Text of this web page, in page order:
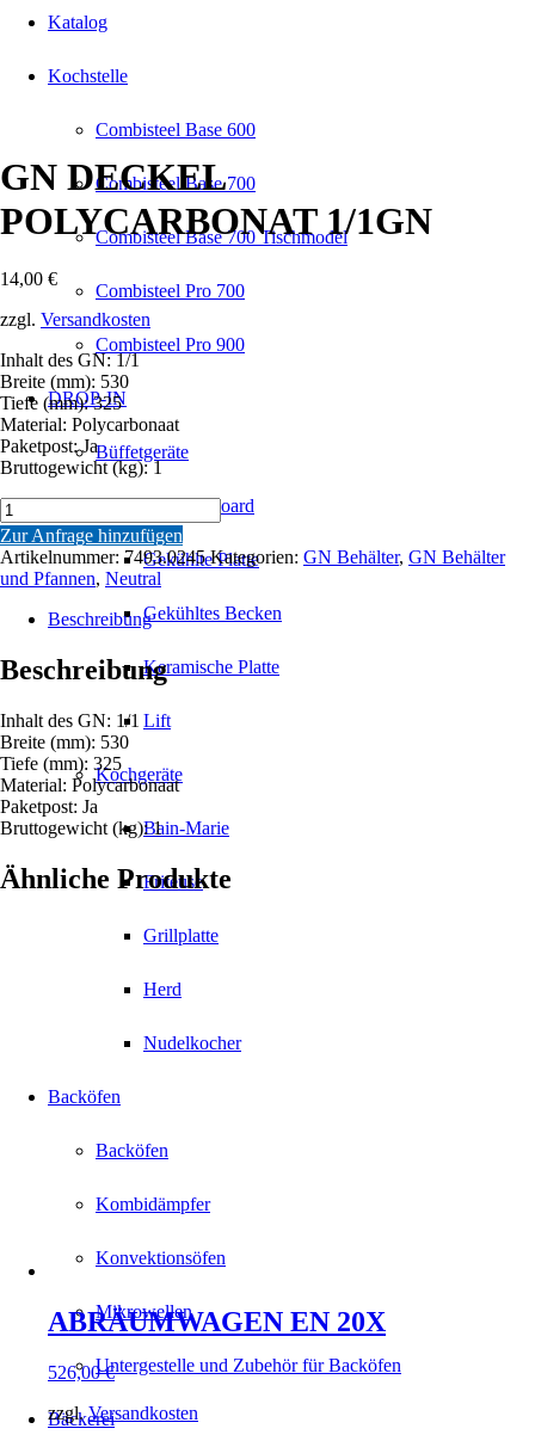
Katalog
Kochstelle
Combisteel Base 600
Combisteel Base 700
Combisteel Base 700 Tischmodel
Combisteel Pro 700
Combisteel Pro 900
DROP-IN
Büffetgeräte
Aufsatzbboard
Gekühlte Platte
Gekühltes Becken
Keramische Platte
Lift
Kochgeräte
Bain-Marie
Friteuse
Grillplatte
Herd
Nudelkocher
Backöfen
Backöfen
Kombidämpfer
Konvektionsöfen
Mikrowellen
Untergestelle und Zubehör für Backöfen
Bäckerei
GN DECKEL
POLYCARBONAT 1/1GN
14,00 €
zzgl. Versandkosten
Inhalt des GN: 1/1
Breite (mm): 530
Tiefe (mm): 325
Material: Polycarbonaat
Paketpost: Ja
Bruttogewicht (kg): 1
GN
DECKEL
POLYCARBONAT
1/1GN
Menge
Zur Anfrage hinzufügen
Artikelnummer: 7493.0245 Kategorien: GN Behälter, GN Behälter
und Pfannen, Neutral
Beschreibung
Beschreibung
Inhalt des GN: 1/1
Breite (mm): 530
Tiefe (mm): 325
Material: Polycarbonaat
Paketpost: Ja
Bruttogewicht (kg): 1
Ähnliche Produkte
ABRÄUMWAGEN EN 20X
526,00€
zzgl.Versandkosten